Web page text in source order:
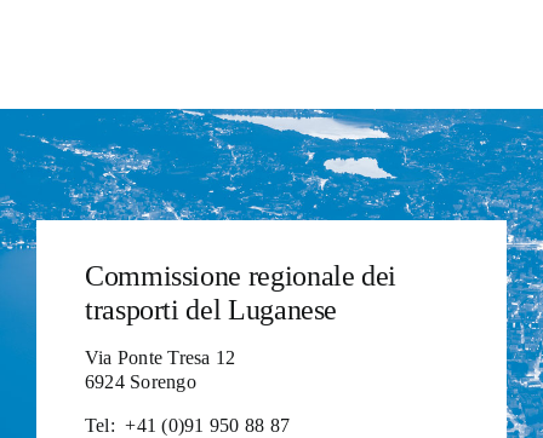
Commissione regionale dei
trasporti del Luganese
Via Ponte Tresa 12
6924 Sorengo
Tel:+41 (0)91 950 88 87